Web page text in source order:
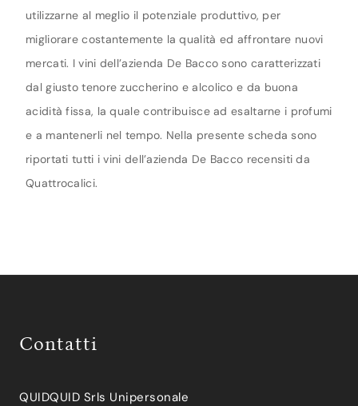
utilizzarne al meglio il potenziale produttivo, per
migliorare costantemente la qualità ed affrontare nuovi
mercati. I vini dell’azienda De Bacco sono caratterizzati
dal giusto tenore zuccherino e alcolico e da buona
acidità fissa, la quale contribuisce ad esaltarne i profumi
e a mantenerli nel tempo. Nella presente scheda sono
riportati tutti i vini dell’azienda De Bacco recensiti da
Quattrocalici.
Contatti
QUIDQUID Srls Unipersonale